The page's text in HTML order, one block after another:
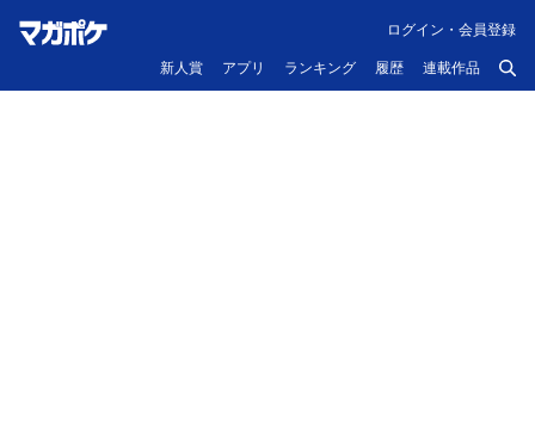
新人賞 アプリ ランキング 履歴 連載作品
ログイン・会員登録